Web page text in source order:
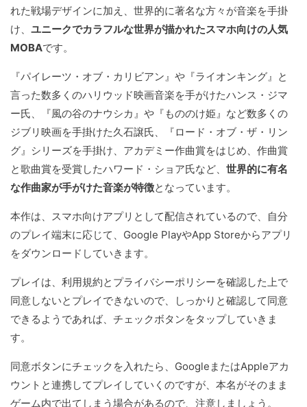
れた戦場デザインに加え、世界的に著名な方々が音楽を手掛
け、 ユニークでカラフルな世界が描かれたスマホ向けの人気
MOBAです。
『パイレーツ・オブ・カリビアン』や『ライオンキング』と
言った数多くのハリウッド映画音楽を手がけたハンス・ジマ
ー氏、『風の谷のナウシカ』や『もののけ姫』など数多くの
ジブリ映画を手掛けた久石譲氏、『ロード・オブ・ザ・リン
グ』シリーズを手掛け、アカデミー作曲賞をはじめ、作曲賞
と歌曲賞を受賞したハワード・ショア氏など、 世界的に有名
な作曲家が手がけた音楽が特徴となっています。
本作は、スマホ向けアプリとして配信されているので、自分
のプレイ端末に応じて、Google PlayやApp Storeからアプリ
をダウンロードしていきます。
プレイは、利用規約とプライバシーポリシーを確認した上で
同意しないとプレイできないので、しっかりと確認して同意
できるようであれば、チェックボタンをタップしていきま
す。
同意ボタンにチェックを入れたら、GoogleまたはAppleアカ
ウントと連携してプレイしていくのですが、本名がそのまま
ゲーム内で出てしまう場合があるので、注意しましょう。